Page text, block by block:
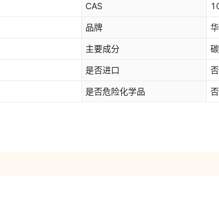
CAS
品牌
主要成分
是否进口 否
是否危险化学品 否